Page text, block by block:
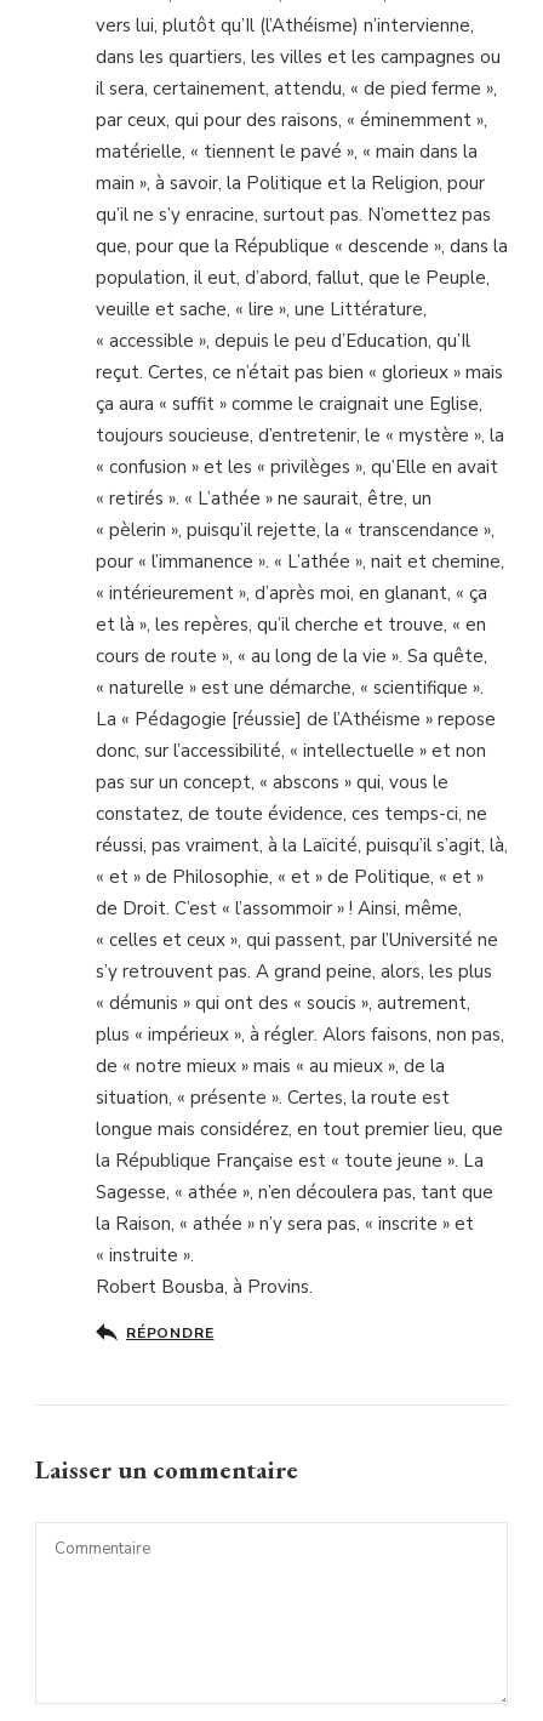
vers lui, plutôt qu’Il (l’Athéisme) n’intervienne,
dans les quartiers, les villes et les campagnes ou
il sera, certainement, attendu, « de pied ferme »,
par ceux, qui pour des raisons, « éminemment »,
matérielle, « tiennent le pavé », « main dans la
main », à savoir, la Politique et la Religion, pour
qu’il ne s’y enracine, surtout pas. N’omettez pas
que, pour que la République « descende », dans la
population, il eut, d’abord, fallut, que le Peuple,
veuille et sache, « lire », une Littérature,
« accessible », depuis le peu d’Education, qu’Il
reçut. Certes, ce n’était pas bien « glorieux » mais
ça aura « suffit » comme le craignait une Eglise,
toujours soucieuse, d’entretenir, le « mystère », la
« confusion » et les « privilèges », qu’Elle en avait
« retirés ». « L’athée » ne saurait, être, un
« pèlerin », puisqu’il rejette, la « transcendance »,
pour « l’immanence ». « L’athée », nait et chemine,
« intérieurement », d’après moi, en glanant, « ça
et là », les repères, qu’il cherche et trouve, « en
cours de route », « au long de la vie ». Sa quête,
« naturelle » est une démarche, « scientifique ».
La « Pédagogie [réussie] de l’Athéisme » repose
donc, sur l’accessibilité, « intellectuelle » et non
pas sur un concept, « abscons » qui, vous le
constatez, de toute évidence, ces temps-ci, ne
réussi, pas vraiment, à la Laïcité, puisqu’il s’agit, là,
« et » de Philosophie, « et » de Politique, « et »
de Droit. C’est « l’assommoir » ! Ainsi, même,
« celles et ceux », qui passent, par l’Université ne
s’y retrouvent pas. A grand peine, alors, les plus
« démunis » qui ont des « soucis », autrement,
plus « impérieux », à régler. Alors faisons, non pas,
de « notre mieux » mais « au mieux », de la
situation, « présente ». Certes, la route est
longue mais considérez, en tout premier lieu, que
la République Française est « toute jeune ». La
Sagesse, « athée », n’en découlera pas, tant que
la Raison, « athée » n’y sera pas, « inscrite » et
« instruite ».
Robert Bousba, à Provins.
RÉPONDRE
Laisser un commentaire